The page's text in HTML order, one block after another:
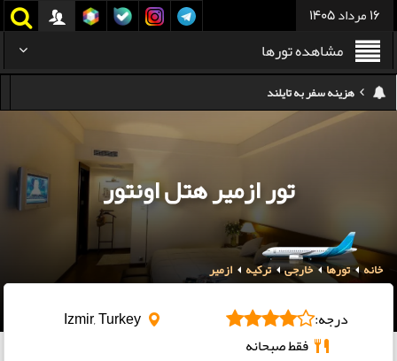
16 مرداد 1405
مشاهده تورها
هزینه سفر به تایلند
کدام هواپیمایی کدام ترمینال مهرآباد؟
هزینه تفریحات استانبول ۲۰۲۵
سفر به ارمنستان | دیدنی‌ها و تجربیات جذاب
معرفی بهترین غذاهای محلی و خیابانی دبی
هزینه سفر به گرجستان
تور ازمیر هتل اونتور
خانه تورها خارجی ترکیه ازمیر
درجه:
فقط صبحانه